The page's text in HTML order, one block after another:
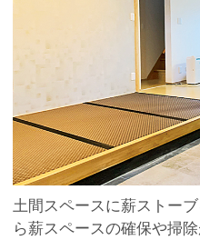
土間スペースに薪ストー
ら薪スペースの確保や掃